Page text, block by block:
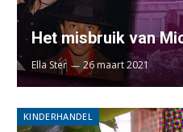
Het misbruik van
Ella Ster 26 maart 2021
KINDERHANDEL